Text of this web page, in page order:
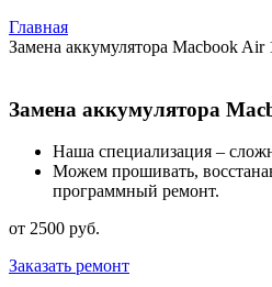
Главная
Замена аккумулятора Macbook Air
Замена аккумулятора
Наша специализация –
Можем прошивать,
программный ремонт.
от 2500 руб.
Заказать ремонт